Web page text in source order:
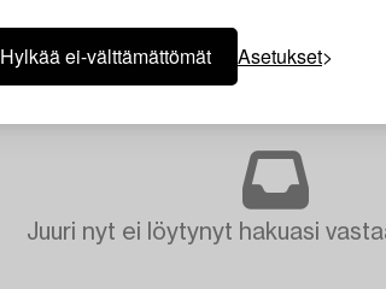
Hylkää ei-välttämättömät Asetukset
Juuri nyt ei löytynyt hakuasi